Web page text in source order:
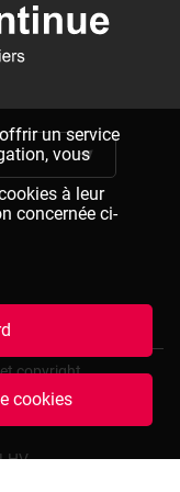
un service
vous
à leur
concernée ci-
cookies
copyright